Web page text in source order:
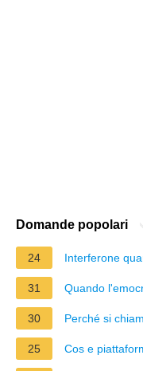
Domande popolari
24 Interferone
31 Quando
30 Perché si
25 Cos e